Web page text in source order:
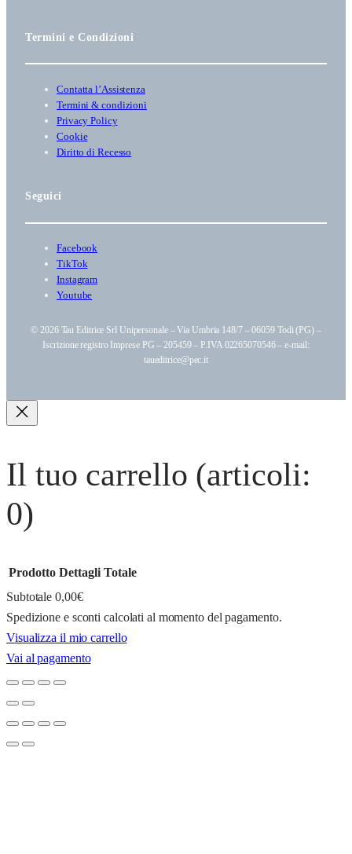
Termini e Condizioni
Contatta l’Assistenza
Termini & condizioni
Privacy Policy
Cookie
Diritto di Recesso
Seguici
Facebook
TikTok
Instagram
Youtube
© 2026 Tau Editrice Srl Unipersonale – Via Umbria 148/7 – 06059 Todi (PG) –
Iscrizione registro Imprese PG – 205459 – P.IVA 02265070546 – e-mail:
taueditrice@pec.it
Il tuo carrello (articoli:
0)
Prodotti
nel
carrello
Prodotto Dettagli Totale
Subtotale0,00€
Spedizione e sconti calcolati al momento del pagamento.
Visualizza il mio carrello
Vai al pagamento